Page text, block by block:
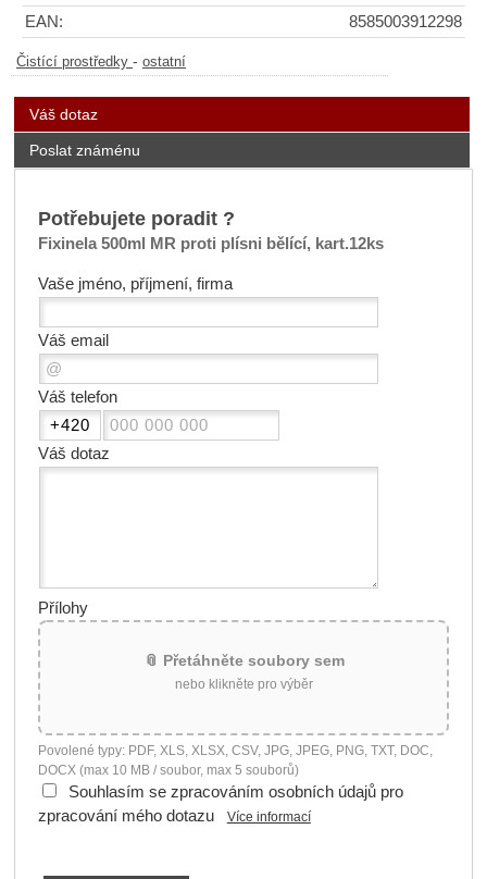
EAN:
8585003912298
Čistící prostředky - ostatní
Váš dotaz
Poslat známénu
Potřebujete poradit ?
Fixinela 500ml MR proti plísni bělící, kart.12ks
Vaše jméno, příjmení, firma
Váš email
Váš telefon
Váš dotaz
Přílohy
📎 Přetáhněte soubory sem
nebo klikněte pro výběr
Povolené typy: PDF, XLS, XLSX, CSV, JPG, JPEG, PNG, TXT, DOC,
DOCX (max 10 MB / soubor, max 5 souborů)
Souhlasím se zpracováním osobních údajů pro
zpracování mého dotazu
Více informací